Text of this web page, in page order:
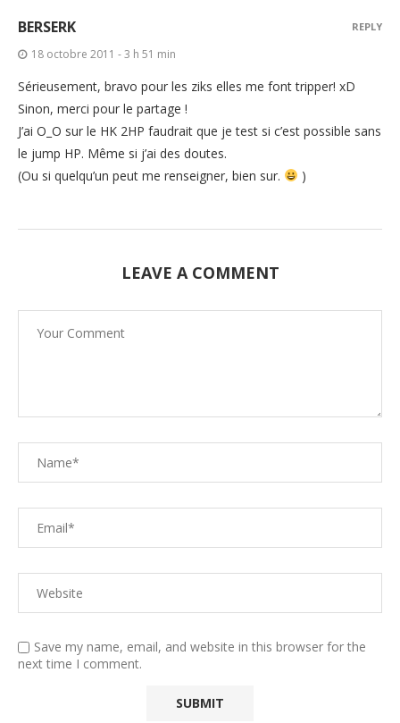
BERSERK
18 octobre 2011 - 3 h 51 min
Sérieusement, bravo pour les ziks elles me font tripper! xD
Sinon, merci pour le partage !
J’ai O_O sur le HK 2HP faudrait que je test si c’est possible sans
le jump HP. Même si j’ai des doutes.
(Ou si quelqu’un peut me renseigner, bien sur.
)
REPLY
LEAVE A COMMENT
Save my name, email, and website in this browser for the
next time I comment.